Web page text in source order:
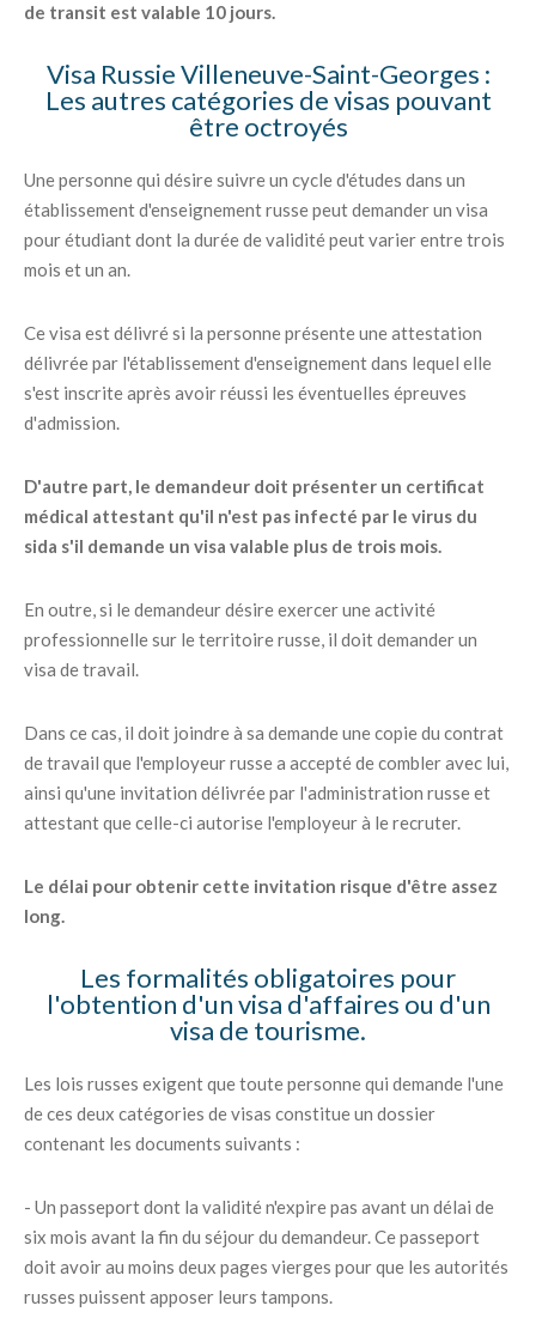
de transit est valable 10 jours.
Visa Russie Villeneuve-Saint-Georges :
Les autres catégories de visas pouvant
être octroyés
Une personne qui désire suivre un cycle d'études dans un
établissement d'enseignement russe peut demander un visa
pour étudiant dont la durée de validité peut varier entre trois
mois et un an.
Ce visa est délivré si la personne présente une attestation
délivrée par l'établissement d'enseignement dans lequel elle
s'est inscrite après avoir réussi les éventuelles épreuves
d'admission.
D'autre part, le demandeur doit présenter un certificat
médical attestant qu'il n'est pas infecté par le virus du
sida s'il demande un visa valable plus de trois mois.
En outre, si le demandeur désire exercer une activité
professionnelle sur le territoire russe, il doit demander un
visa de travail.
Dans ce cas, il doit joindre à sa demande une copie du contrat
de travail que l'employeur russe a accepté de combler avec lui,
ainsi qu'une invitation délivrée par l'administration russe et
attestant que celle-ci autorise l'employeur à le recruter.
Le délai pour obtenir cette invitation risque d'être assez
long.
Les formalités obligatoires pour
l'obtention d'un visa d'affaires ou d'un
visa de tourisme.
Les lois russes exigent que toute personne qui demande l'une
de ces deux catégories de visas constitue un dossier
contenant les documents suivants :
- Un passeport dont la validité n'expire pas avant un délai de
six mois avant la fin du séjour du demandeur. Ce passeport
doit avoir au moins deux pages vierges pour que les autorités
russes puissent apposer leurs tampons.